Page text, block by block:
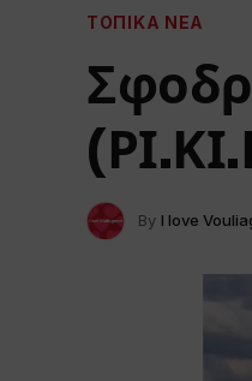
ΤΟΠΙΚΑ ΝΕΑ
By I love